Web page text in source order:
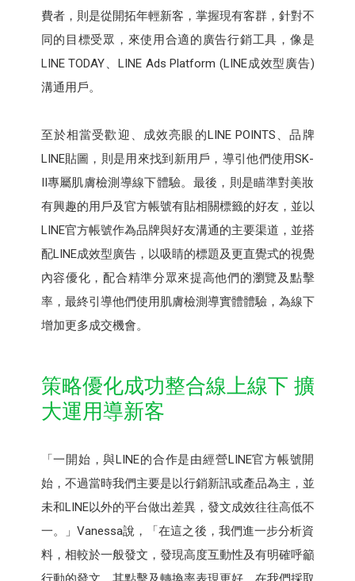
費者，則是從開拓年輕新客，掌握現有客群，針對不
同的目標受眾，來使用合適的廣告行銷工具，像是
LINE TODAY、LINE Ads Platform (LINE成效型廣告)
溝通用戶。
至於相當受歡迎、成效亮眼的LINE POINTS、品牌
LINE貼圖，則是用來找到新用戶，導引他們使用SK-
II專屬肌膚檢測導線下體驗。最後，則是瞄準對美妝
有興趣的用戶及官方帳號有貼相關標籤的好友，並以
LINE官方帳號作為品牌與好友溝通的主要渠道，並搭
配LINE成效型廣告，以吸睛的標題及更直覺式的視覺
內容優化，配合精準分眾來提高他們的瀏覽及點擊
率，最終引導他們使用肌膚檢測導實體體驗，為線下
增加更多成交機會。
策略優化成功整合線上線下 擴
大運用導新客
「一開始，與LINE的合作是由經營LINE官方帳號開
始，不過當時我們主要是以行銷新訊或產品為主，並
未和LINE以外的平台做出差異，發文成效往往高低不
一。」Vanessa說，「在這之後，我們進一步分析資
料，相較於一般發文，發現高度互動性及有明確呼籲